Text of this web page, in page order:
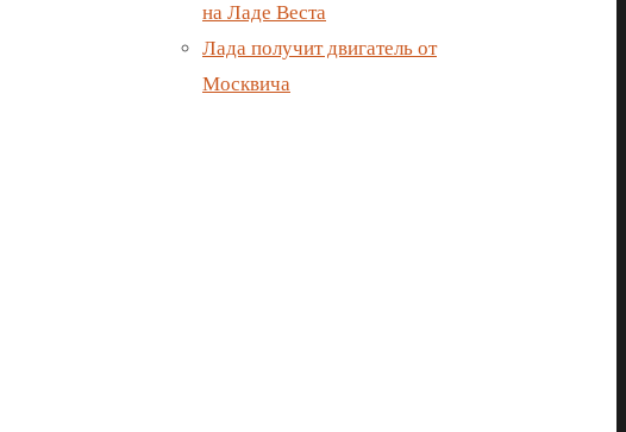
на Ладе Веста
Лада получит двигатель от
Москвича